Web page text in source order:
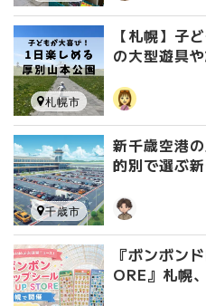
【札幌】子
の大型遊具
札幌市
新千歳空港
的別で選ぶ
千歳市
『ボンボン
ORE』札幌
スタート！